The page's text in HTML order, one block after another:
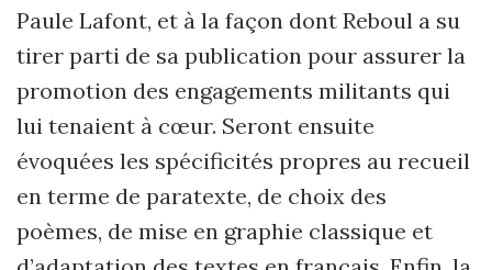
Paule Lafont, et à la façon dont Reboul a su
tirer parti de sa publication pour assurer la
promotion des engagements militants qui
lui tenaient à cœur. Seront ensuite
évoquées les spécificités propres au recueil
en terme de paratexte, de choix des
poèmes, de mise en graphie classique et